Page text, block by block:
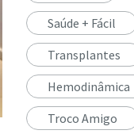
Saúde + Fácil
Transplantes
Hemodinâmica
Troco Amigo